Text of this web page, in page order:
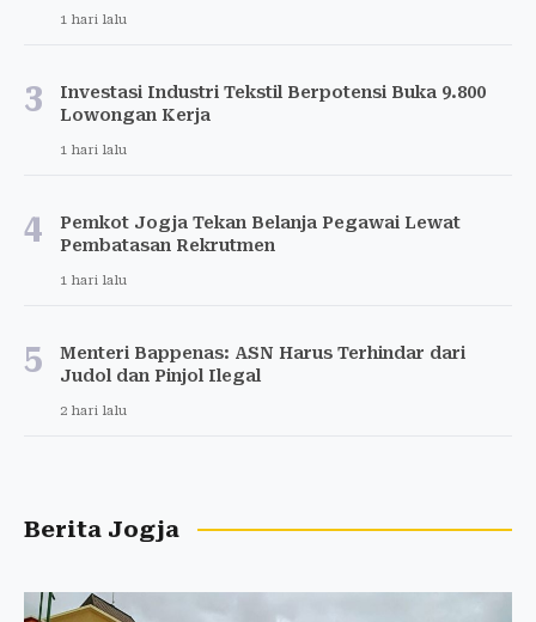
1 hari lalu
3
Investasi Industri Tekstil Berpotensi Buka 9.800
Lowongan Kerja
1 hari lalu
4
Pemkot Jogja Tekan Belanja Pegawai Lewat
Pembatasan Rekrutmen
1 hari lalu
5
Menteri Bappenas: ASN Harus Terhindar dari
Judol dan Pinjol Ilegal
2 hari lalu
Berita Jogja